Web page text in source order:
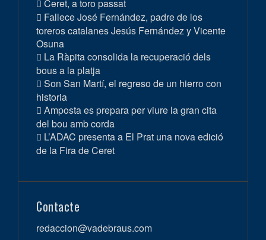
Ceret, a toro passat
Fallece José Fernández, padre de los
toreros catalanes Jesús Fernández y Vicente
Osuna
La Ràpita consolida la recuperació dels
bous a la platja
Son San Martí, el regreso de un hierro con
historia
Amposta es prepara per viure la gran cita
del bou amb corda
L’ADAC presenta a El Prat una nova edició
de la Fira de Ceret
Contacte
redaccion@vadebraus.com